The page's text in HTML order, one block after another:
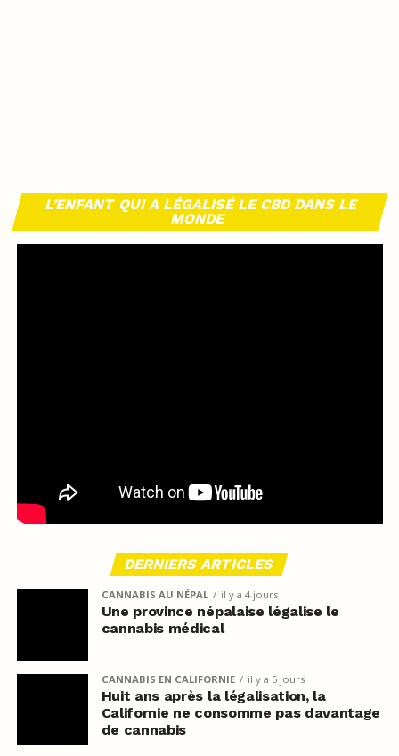
L’ENFANT QUI A LÉGALISÉ LE CBD DANS LE
MONDE
DERNIERS ARTICLES
CANNABIS AU NÉPAL il y a 4 jours
Une province népalaise légalise le
cannabis médical
CANNABIS EN CALIFORNIE il y a 5 jours
Huit ans après la légalisation, la
Californie ne consomme pas davantage
de cannabis